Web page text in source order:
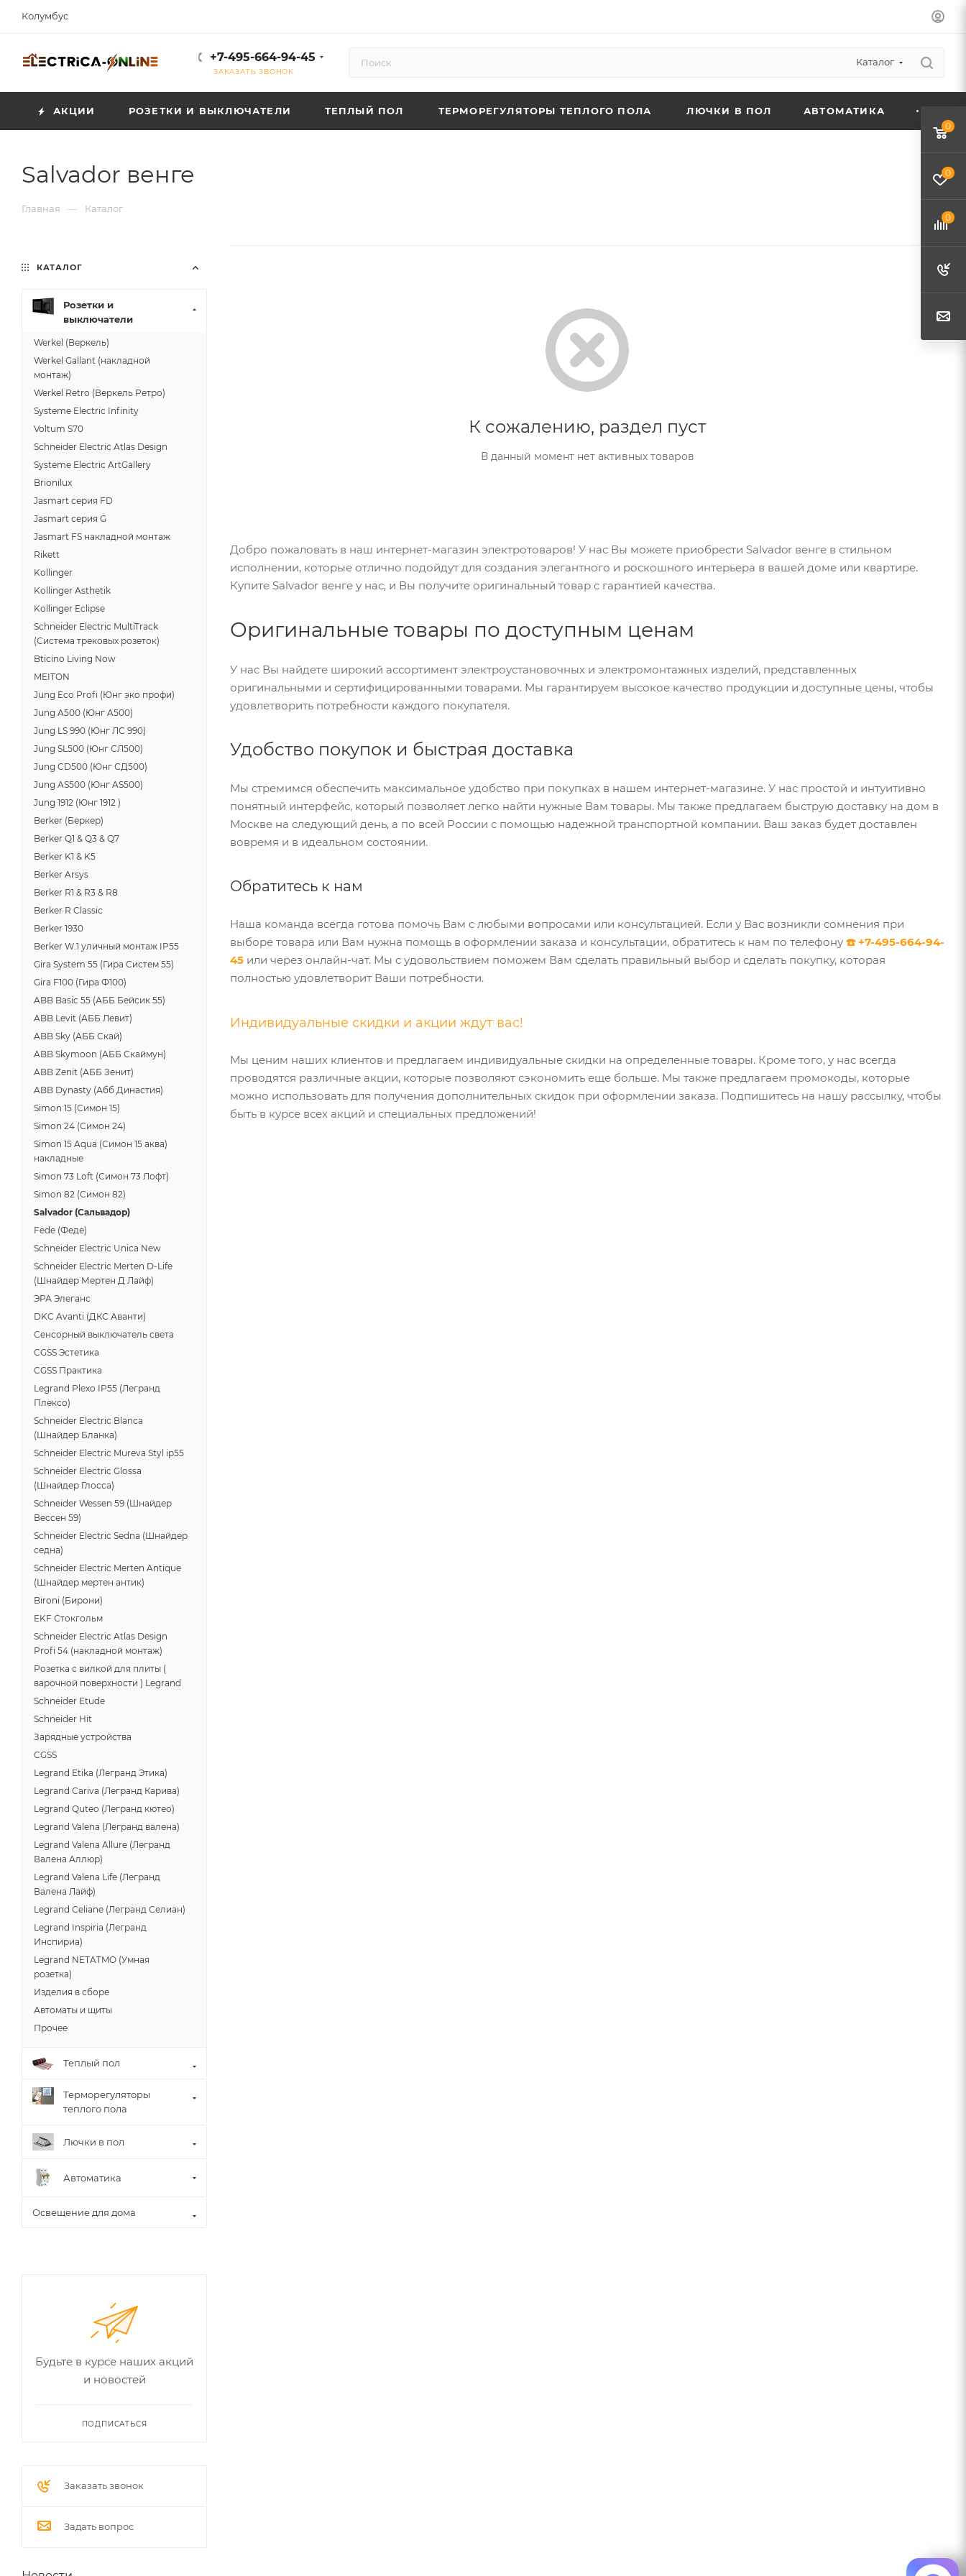
Колумбус
+7-495-664-94-45
ЗАКАЗАТЬ ЗВОНОК
Каталог
АКЦИИ РОЗЕТКИ И ВЫКЛЮЧАТЕЛИ ТЕПЛЫЙ ПОЛ ТЕРМОРЕГУЛЯТОРЫ ТЕПЛОГО ПОЛА ЛЮЧКИ В ПОЛ АВТОМАТИКА
Salvador венге
Главная — Каталог
К сожалению, раздел пуст
В данный момент нет активных товаров
Добро пожаловать в наш интернет-магазин электротоваров! У нас Вы можете приобрести Salvador венге в стильном
исполнении, которые отлично подойдут для создания элегантного и роскошного интерьера в вашей доме или квартире.
Купите Salvador венге у нас, и Вы получите оригинальный товар с гарантией качества.
Оригинальные товары по доступным ценам
У нас Вы найдете широкий ассортимент электроустановочных и электромонтажных изделий, представленных
оригинальными и сертифицированными товарами. Мы гарантируем высокое качество продукции и доступные цены, чтобы
удовлетворить потребности каждого покупателя.
Удобство покупок и быстрая доставка
Мы стремимся обеспечить максимальное удобство при покупках в нашем интернет-магазине. У нас простой и интуитивно
понятный интерфейс, который позволяет легко найти нужные Вам товары. Мы также предлагаем быструю доставку на дом в
Москве на следующий день, а по всей России с помощью надежной транспортной компании. Ваш заказ будет доставлен
вовремя и в идеальном состоянии.
Обратитесь к нам
Наша команда всегда готова помочь Вам с любыми вопросами или консультацией. Если у Вас возникли сомнения при
выборе товара или Вам нужна помощь в оформлении заказа и консультации, обратитесь к нам по телефону ☎️ +7-495-664-94-
45 или через онлайн-чат. Мы с удовольствием поможем Вам сделать правильный выбор и сделать покупку, которая
полностью удовлетворит Ваши потребности.
Индивидуальные скидки и акции ждут вас!
Мы ценим наших клиентов и предлагаем индивидуальные скидки на определенные товары. Кроме того, у нас всегда
проводятся различные акции, которые позволяют сэкономить еще больше. Мы также предлагаем промокоды, которые
можно использовать для получения дополнительных скидок при оформлении заказа. Подпишитесь на нашу рассылку, чтобы
быть в курсе всех акций и специальных предложений!
КАТАЛОГ
Розетки и
выключатели
Werkel (Веркель)
Werkel Gallant (накладной
монтаж)
Werkel Retro (Веркель Ретро)
Systeme Electric Infinity
Voltum S70
Schneider Electric Atlas Design
Systeme Electric ArtGallery
Brionilux
Jasmart серия FD
Jasmart серия G
Jasmart FS накладной монтаж
Rikett
Kollinger
Kollinger Asthetik
Kollinger Eclipse
Schneider Electric MultiTrack
(Система трековых розеток)
Bticino Living Now
MEITON
Jung Eco Profi (Юнг эко профи)
Jung A500 (Юнг A500)
Jung LS 990 (Юнг ЛС 990)
Jung SL500 (Юнг СЛ500)
Jung CD500 (Юнг СД500)
Jung AS500 (Юнг AS500)
Jung 1912 (Юнг 1912 )
Berker (Беркер)
Berker Q1 & Q3 & Q7
Berker K1 & K5
Berker Arsys
Berker R1 & R3 & R8
Berker R Classic
Berker 1930
Berker W.1 уличный монтаж IP55
Gira System 55 (Гира Систем 55)
Gira F100 (Гира Ф100)
ABB Basic 55 (АББ Бейсик 55)
ABB Levit (АББ Левит)
ABB Sky (АББ Скай)
ABB Skymoon (АББ Скаймун)
ABB Zenit (АББ Зенит)
ABB Dynasty (Абб Династия)
Simon 15 (Симон 15)
Simon 24 (Симон 24)
Simon 15 Aqua (Симон 15 аква)
накладные
Simon 73 Loft (Симон 73 Лофт)
Simon 82 (Симон 82)
Salvador (Сальвадор)
Fede (Феде)
Schneider Electric Unica New
Schneider Electric Merten D-Life
(Шнайдер Мертен Д Лайф)
ЭРА Элеганс
DKC Avanti (ДКС Аванти)
Сенсорный выключатель света
CGSS Эстетика
CGSS Практика
Legrand Plexo IP55 (Легранд
Плексо)
Schneider Electric Blanca
(Шнайдер Бланка)
Schneider Electric Mureva Styl ip55
Schneider Electric Glossa
(Шнайдер Глосса)
Schneider Wessen 59 (Шнайдер
Вессен 59)
Schneider Electric Sedna (Шнайдер
седна)
Schneider Electric Merten Antique
(Шнайдер мертен антик)
Bironi (Бирони)
EKF Стокгольм
Schneider Electric Atlas Design
Profi 54 (накладной монтаж)
Розетка с вилкой для плиты (
варочной поверхности ) Legrand
Schneider Etude
Schneider Hit
Зарядные устройства
CGSS
Legrand Etika (Легранд Этика)
Legrand Cariva (Легранд Карива)
Legrand Quteo (Легранд кютео)
Legrand Valena (Легранд валена)
Legrand Valena Allure (Легранд
Валена Аллюр)
Legrand Valena Life (Легранд
Валена Лайф)
Legrand Celiane (Легранд Селиан)
Legrand Inspiria (Легранд
Инспириа)
Legrand NETATMO (Умная
розетка)
Изделия в сборе
Автоматы и щиты
Прочее
Теплый пол
Терморегуляторы
теплого пола
Лючки в пол
Автоматика
Освещение для дома
Будьте в курсе наших акций
и новостей
ПОДПИСАТЬСЯ
Заказать звонок
Задать вопрос
0
0
0